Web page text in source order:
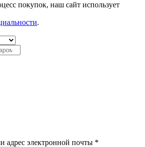
покупок, наш сайт использует
.
адрес электронной почты *